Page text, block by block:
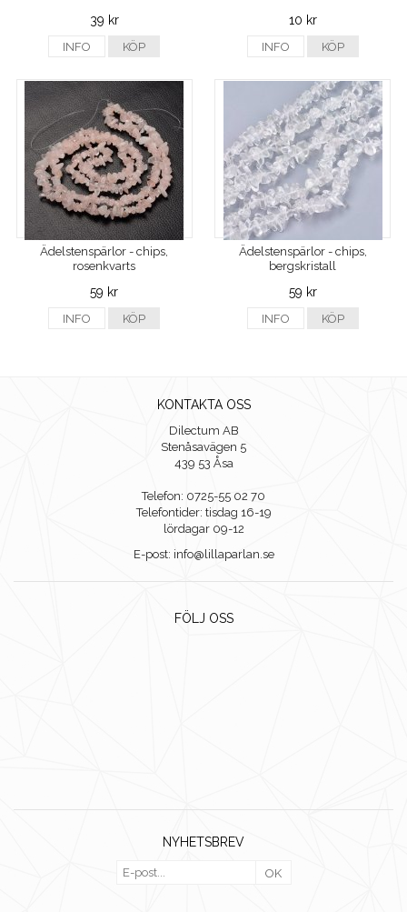
39 kr
INFO KÖP
10 kr
INFO KÖP
Ädelstenspärlor - chips,
rosenkvarts
59 kr
INFO KÖP
Ädelstenspärlor - chips,
bergskristall
59 kr
INFO KÖP
KONTAKTA OSS
Dilectum AB
Stenåsavägen 5
439 53 Åsa
Telefon: 0725-55 02 70
Telefontider: tisdag 16-19
lördagar 09-12
E-post: info@lillaparlan.se
FÖLJ OSS
NYHETSBREV
OK